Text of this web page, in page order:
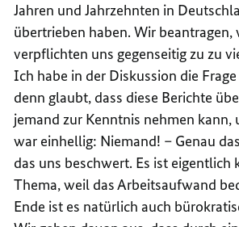
Jahren und Jahrzehnten in
übertrieben haben. Wir
verpflichten uns gegenseitig zu zu
Ich habe in der Diskussion die
denn glaubt, dass diese Berichte
jemand zur Kenntnis nehmen
war einhellig: Niemand! – Genau
das uns beschwert. Es ist eigentlich
Thema, weil das Arbeitsaufwand
Ende ist es natürlich auch